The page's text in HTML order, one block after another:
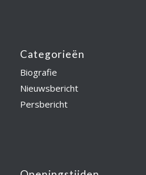
Categorieën
Biografie
Nieuwsbericht
Persbericht